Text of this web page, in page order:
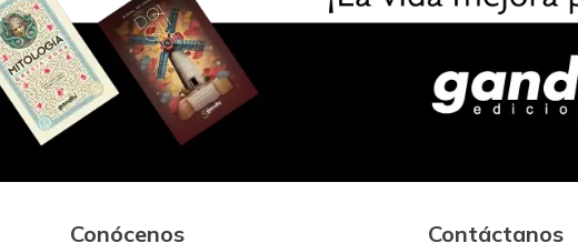
Conócenos Contáctanos